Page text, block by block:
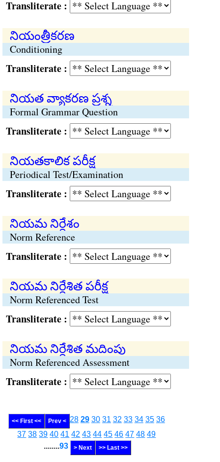
:
నియంత్రీకరణ
Conditioning
:
నియత వ్యాకరణ ప్రశ్న
Formal Grammar Question
:
నియతకాలిక పరీక్ష
Periodical Test/Examination
:
నియమ నిర్ధేశం
Norm Reference
:
నియమ నిర్ధేశిత పరీక్ష
Norm Referenced Test
:
నియమ నిర్ధేశిత మదింపు
Norm Referenced Assessment
:
<< First << Prev < 28 29 30 31 32 33 34 35 36
37 38 39 40 41 42 43 44 45 46 47 48 49
........93 > Next >> Last >>